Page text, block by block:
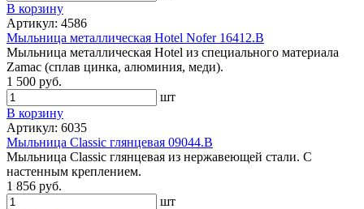
В корзину
Артикул: 4586
Мыльница металлическая Hotel Nofer 16412.B
Мыльница металлическая Hotel из специального материала
Zamac (сплав цинка, алюминия, меди).
1 500 руб.
шт
В корзину
Артикул: 6035
Мыльница Classic глянцевая 09044.B
Мыльница Classic глянцевая из нержавеющей стали. С
настенным креплением.
1 856 руб.
шт